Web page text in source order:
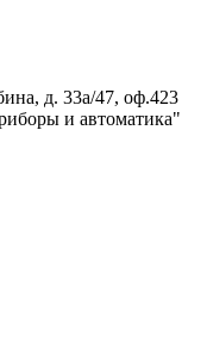
д. 33а/47, оф.423
и автоматика"